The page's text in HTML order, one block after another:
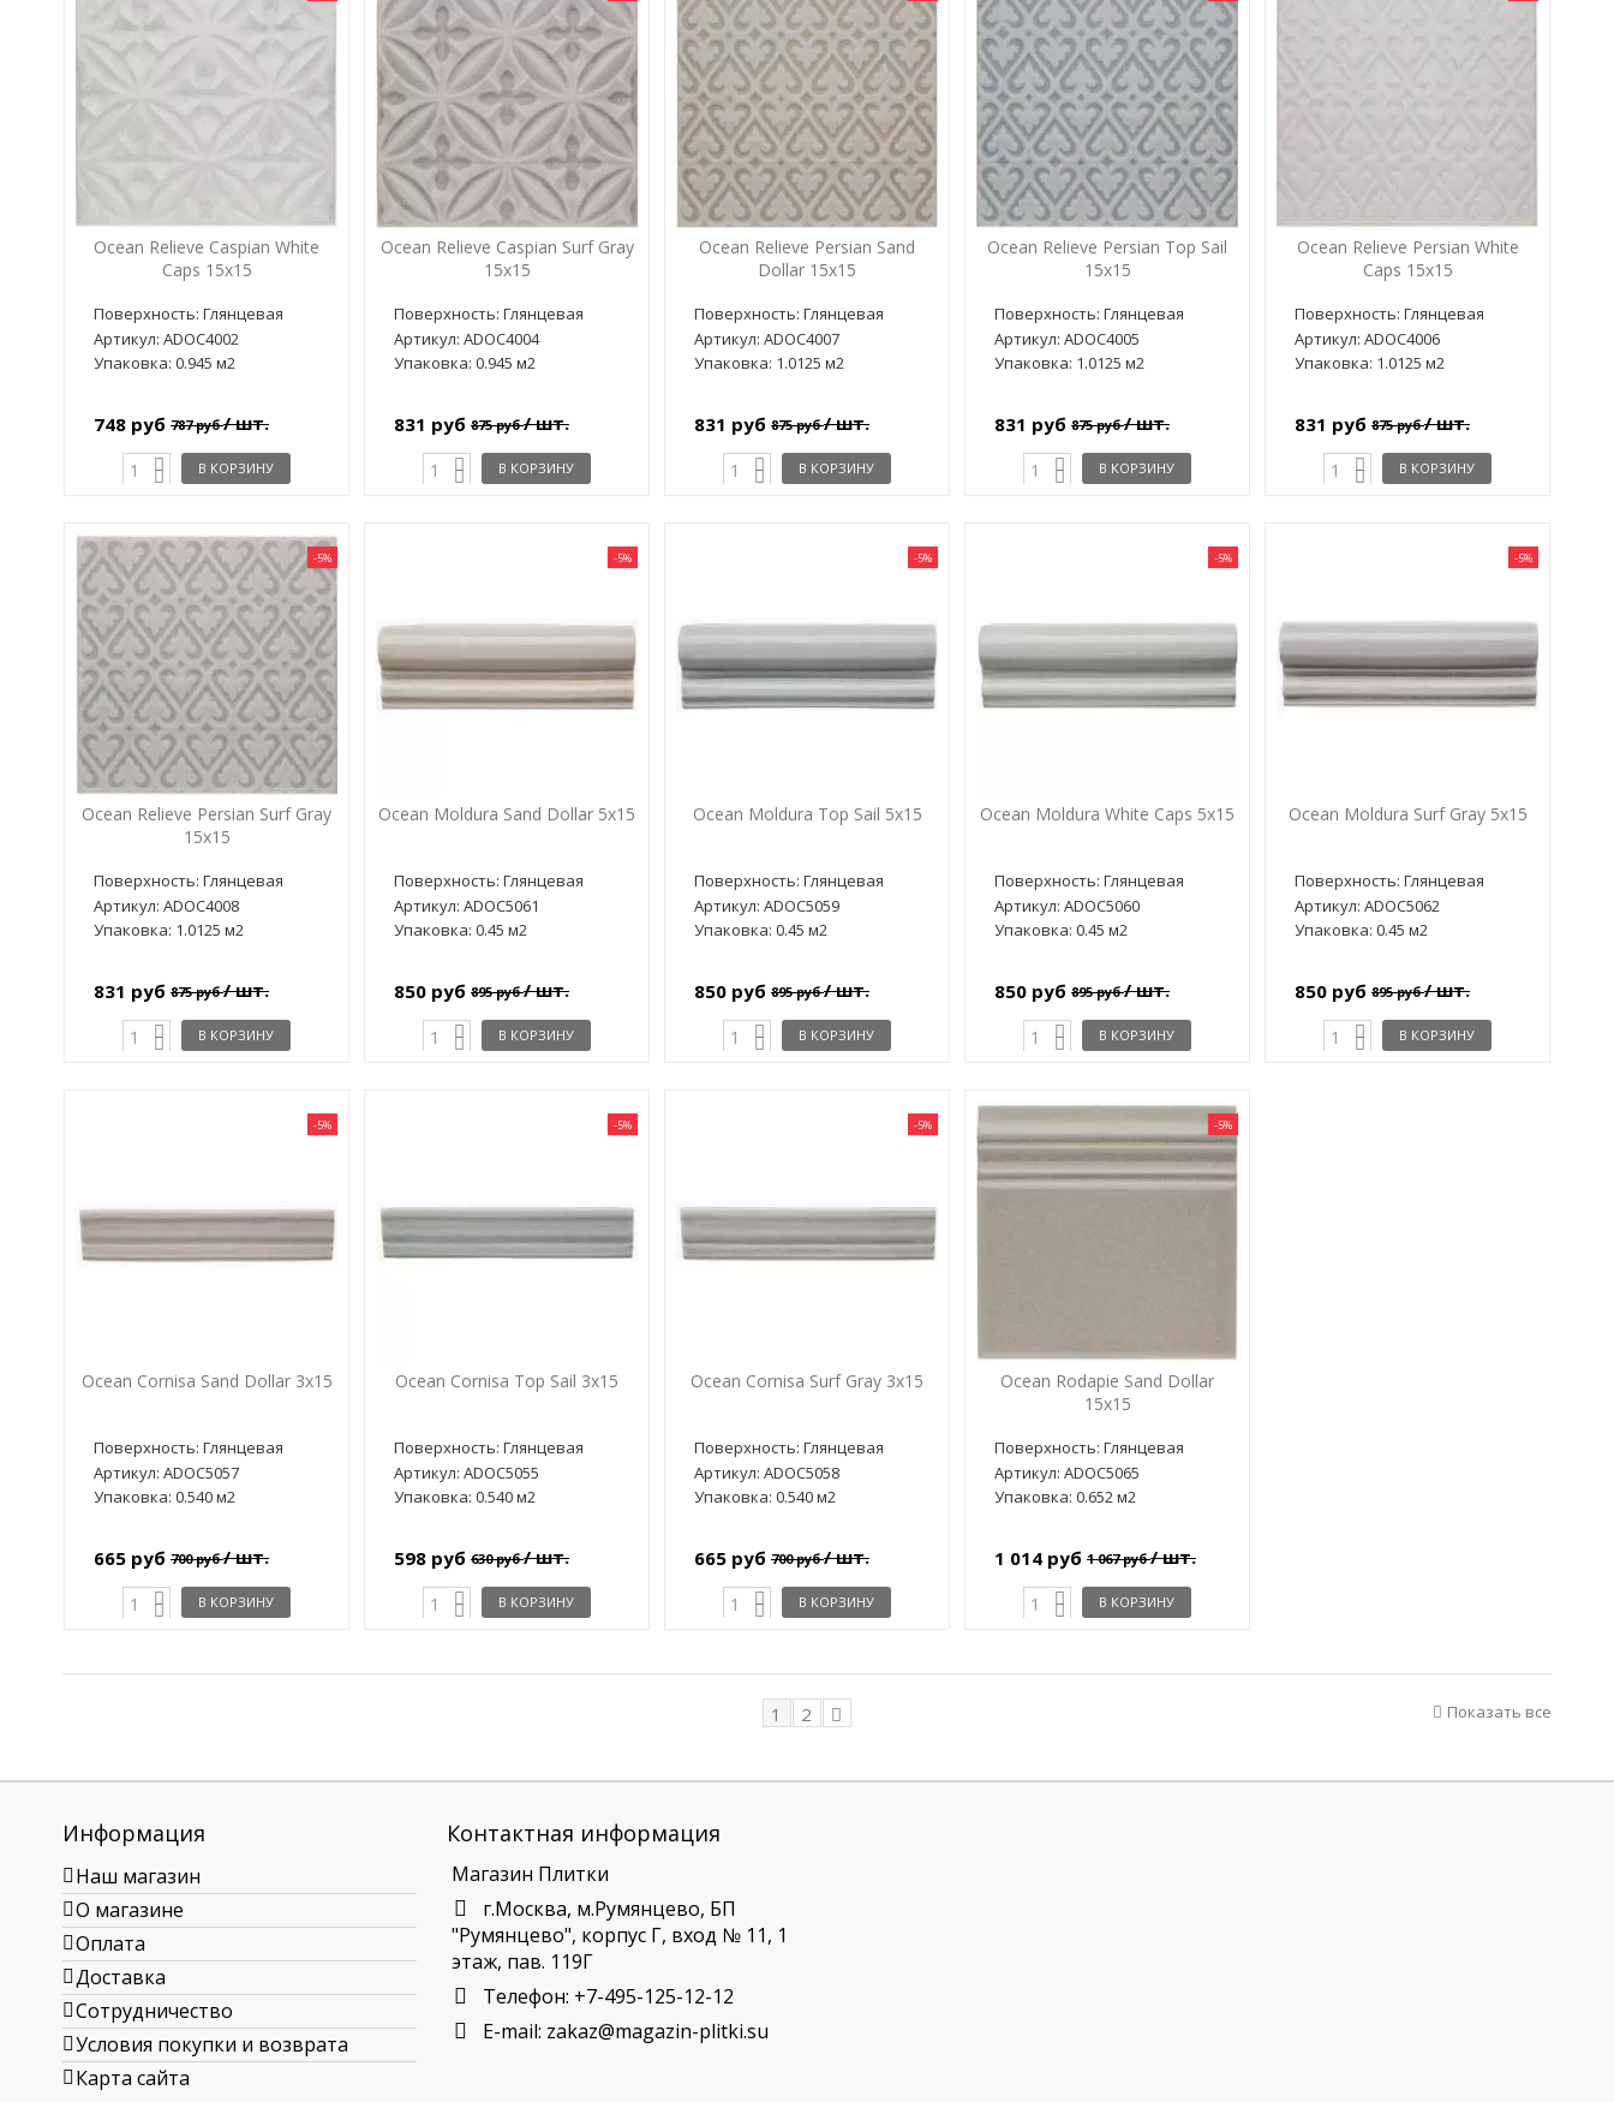
Ocean Relieve Caspian White
Caps 15x15
Поверхность: Глянцевая
Артикул: ADOC4002
Упаковка: 0.945 м2
748 руб 787 руб/ шт.
В КОРЗИНУ
Ocean Relieve Caspian Surf Gray
15x15
Поверхность: Глянцевая
Артикул: ADOC4004
Упаковка: 0.945 м2
831 руб 875 руб/ шт.
В КОРЗИНУ
Ocean Relieve Persian Sand
Dollar 15x15
Поверхность: Глянцевая
Артикул: ADOC4007
Упаковка: 1.0125 м2
831 руб 875 руб/ шт.
В КОРЗИНУ
Ocean Relieve Persian Top Sail
15x15
Поверхность: Глянцевая
Артикул: ADOC4005
Упаковка: 1.0125 м2
831 руб 875 руб/ шт.
В КОРЗИНУ
Ocean Relieve Persian White
Caps 15x15
Поверхность: Глянцевая
Артикул: ADOC4006
Упаковка: 1.0125 м2
831 руб 875 руб/ шт.
В КОРЗИНУ
-5%
Ocean Relieve Persian Surf Gray
15x15
Поверхность: Глянцевая
Артикул: ADOC4008
Упаковка: 1.0125 м2
831 руб 875 руб/ шт.
В КОРЗИНУ
-5%
Ocean Moldura Sand Dollar 5x15
Поверхность: Глянцевая
Артикул: ADOC5061
Упаковка: 0.45 м2
850 руб 895 руб/ шт.
В КОРЗИНУ
-5%
Ocean Moldura Top Sail 5x15
Поверхность: Глянцевая
Артикул: ADOC5059
Упаковка: 0.45 м2
850 руб 895 руб/ шт.
В КОРЗИНУ
-5%
Ocean Moldura White Caps 5x15
Поверхность: Глянцевая
Артикул: ADOC5060
Упаковка: 0.45 м2
850 руб 895 руб/ шт.
В КОРЗИНУ
-5%
Ocean Moldura Surf Gray 5x15
Поверхность: Глянцевая
Артикул: ADOC5062
Упаковка: 0.45 м2
850 руб 895 руб/ шт.
В КОРЗИНУ
-5%
Ocean Cornisa Sand Dollar 3x15
Поверхность: Глянцевая
Артикул: ADOC5057
Упаковка: 0.540 м2
665 руб 700 руб/ шт.
В КОРЗИНУ
-5%
Ocean Cornisa Top Sail 3x15
Поверхность: Глянцевая
Артикул: ADOC5055
Упаковка: 0.540 м2
598 руб 630 руб/ шт.
В КОРЗИНУ
-5%
Ocean Cornisa Surf Gray 3x15
Поверхность: Глянцевая
Артикул: ADOC5058
Упаковка: 0.540 м2
665 руб 700 руб/ шт.
В КОРЗИНУ
-5%
Ocean Rodapie Sand Dollar
15x15
Поверхность: Глянцевая
Артикул: ADOC5065
Упаковка: 0.652 м2
1 014 руб 1 067 руб/ шт.
В КОРЗИНУ
Показать все
1 2
Информация
Наш магазин
О магазине
Оплата
Доставка
Сотрудничество
Условия покупки и возврата
Карта сайта
Контактная информация
Магазин Плитки
г.Москва, м.Румянцево, БП
"Румянцево", корпус Г, вход № 11, 1
этаж, пав. 119Г
Телефон: +7-495-125-12-12
E-mail: zakaz@magazin-plitki.su